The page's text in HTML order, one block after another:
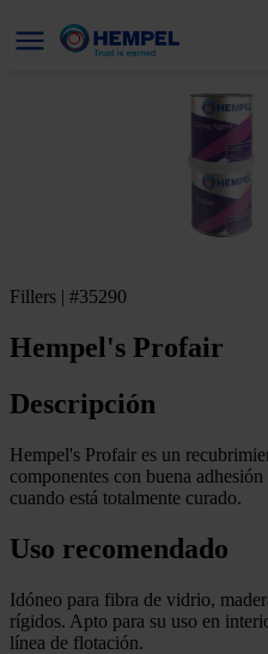
Fillers | #35290
Hempel's Profair
Descripción
Hempel's Profair es un
componentes con buena
cuando está totalmente curado.
Uso recomendado
Idóneo para fibra de vidrio,
rígidos. Apto para su uso en
línea de flotación.